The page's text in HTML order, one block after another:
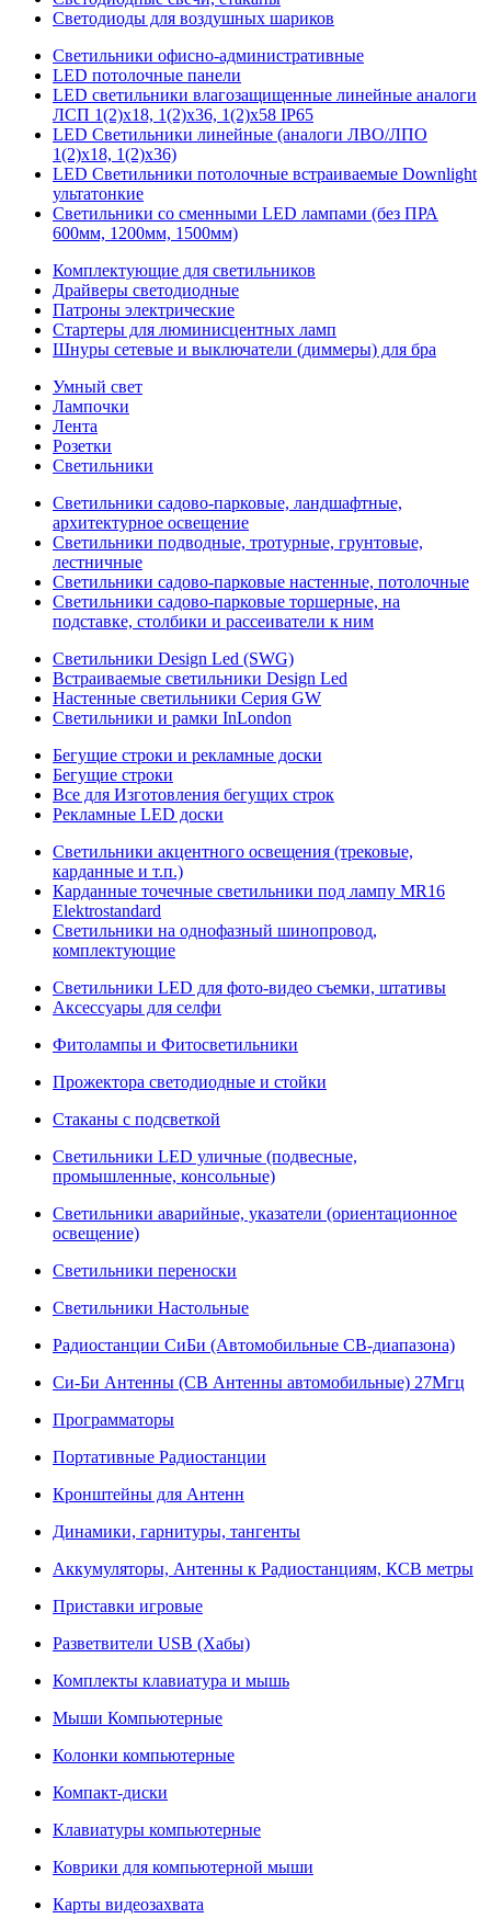
Светодиоды для воздушных шариков
Светильники офисно-административные
LED потолочные панели
LED светильники влагозащищенные линейные аналоги
ЛСП 1(2)х18, 1(2)х36, 1(2)х58 IP65
LED Светильники линейные (аналоги ЛВО/ЛПО
1(2)х18, 1(2)х36)
LED Светильники потолочные встраиваемые Downlight
ультатонкие
Светильники со сменными LED лампами (без ПРА
600мм, 1200мм, 1500мм)
Комплектующие для светильников
Драйверы светодиодные
Патроны электрические
Стартеры для люминисцентных ламп
Шнуры сетевые и выключатели (диммеры) для бра
Умный свет
Лампочки
Лента
Розетки
Светильники
Светильники садово-парковые, ландшафтные,
архитектурное освещение
Светильники подводные, тротурные, грунтовые,
лестничные
Светильники садово-парковые настенные, потолочные
Светильники садово-парковые торшерные, на
подставке, столбики и рассеиватели к ним
Светильники Design Led (SWG)
Встраиваемые светильники Design Led
Настенные светильники Серия GW
Светильники и рамки InLondon
Бегущие строки и рекламные доски
Бегущие строки
Все для Изготовления бегущих строк
Рекламные LED доски
Светильники акцентного освещения (трековые,
карданные и т.п.)
Карданные точечные светильники под лампу MR16
Elektrostandard
Светильники на однофазный шинопровод,
комплектующие
Светильники LED для фото-видео съемки, штативы
Аксессуары для селфи
Фитолампы и Фитосветильники
Прожектора светодиодные и стойки
Стаканы с подсветкой
Светильники LED уличные (подвесные,
промышленные, консольные)
Светильники аварийные, указатели (ориентационное
освещение)
Светильники переноски
Светильники Настольные
Радиостанции СиБи (Автомобильные СВ-диапазона)
Си-Би Антенны (СВ Антенны автомобильные) 27Мгц
Программаторы
Портативные Радиостанции
Кронштейны для Антенн
Динамики, гарнитуры, тангенты
Аккумуляторы, Антенны к Радиостанциям, КСВ метры
Приставки игровые
Разветвители USB (Хабы)
Комплекты клавиатура и мышь
Мыши Компьютерные
Колонки компьютерные
Компакт-диски
Клавиатуры компьютерные
Коврики для компьютерной мыши
Карты видеозахвата